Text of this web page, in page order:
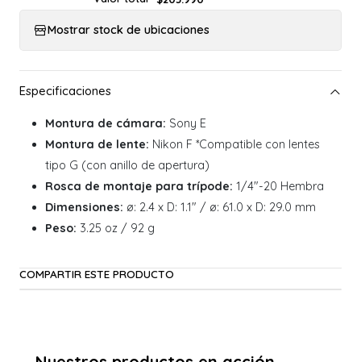
Mostrar stock de ubicaciones
Montura de cámara: Sony E
Montura de lente: Nikon F *Compatible con lentes
tipo G (con anillo de apertura)
Rosca de montaje para trípode: 1/4"-20 Hembra
Dimensiones: ø: 2.4 x D: 1.1" / ø: 61.0 x D: 29.0 mm
Peso: 3.25 oz / 92 g
COMPARTIR ESTE PRODUCTO